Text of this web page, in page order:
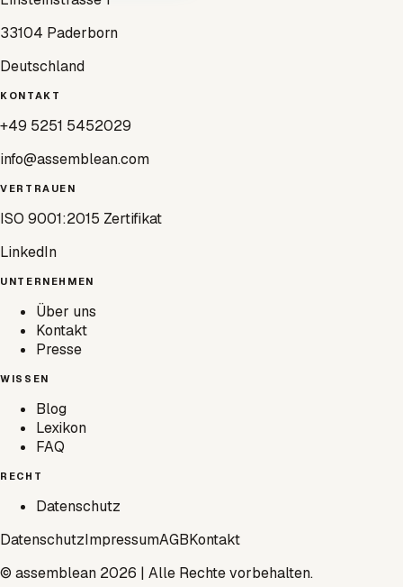
33104 Paderborn
Deutschland
KONTAKT
+49 5251 5452029
info@assemblean.com
VERTRAUEN
ISO 9001:2015 Zertifikat
LinkedIn
UNTERNEHMEN
Über uns
Kontakt
Presse
WISSEN
Blog
Lexikon
FAQ
RECHT
Datenschutz
DatenschutzImpressumAGBKontakt
© assemblean 2026 | Alle Rechte vorbehalten.